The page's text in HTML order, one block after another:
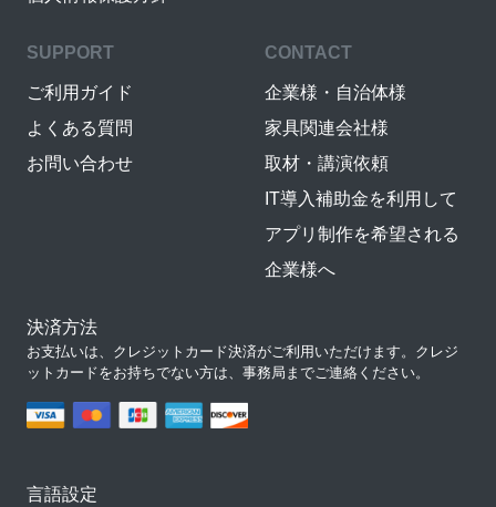
SUPPORT
ご利用ガイド
よくある質問
お問い合わせ
CONTACT
企業様・自治体様
家具関連会社様
取材・講演依頼
IT導入補助金を利用して
アプリ制作を希望される
企業様へ
決済方法
お支払いは、クレジットカード決済がご利用いただけます。クレジ
ットカードをお持ちでない方は、事務局までご連絡ください。
言語設定